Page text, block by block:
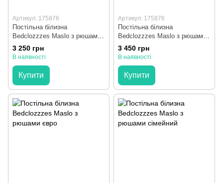
Артикул: 175876
Постільна білизна
Bedclozzzes Maslo з рюшами
полуторний
3 250 грн
В наявності
Купити
Артикул: 175876
Постільна білизна
Bedclozzzes Maslo з рюшами
двоспальний
3 450 грн
В наявності
Купити